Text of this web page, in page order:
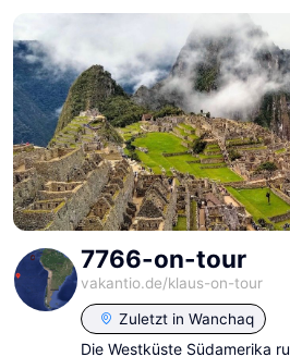
7766-on-tour
vakantio.de/klaus-on-tour
Zuletzt in Wanchaq
Die Westküste Südamerika